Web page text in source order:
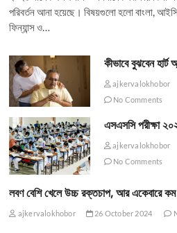
পরিবর্তন আনা হয়েছে। বিষয়গুলো হলো বাংলা,
ফিন্যান্স ও…
কীভাবে বুঝবেন
ajkervalokhobor
No Comments
এসএসসি পরীক্ষা
ajkervalokhobor
No Comments
লবণ বেশি খেলে উচ্চ রক্তচাপ, আর একেবারে
ajkervalokhobor 26 October 2024